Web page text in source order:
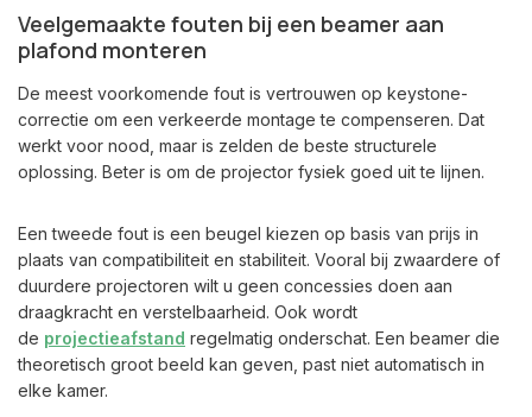
Veelgemaakte fouten bij een beamer aan
plafond monteren
De meest voorkomende fout is vertrouwen op keystone-
correctie om een verkeerde montage te compenseren. Dat
werkt voor nood, maar is zelden de beste structurele
oplossing. Beter is om de projector fysiek goed uit te lijnen.
Een tweede fout is een beugel kiezen op basis van prijs in
plaats van compatibiliteit en stabiliteit. Vooral bij zwaardere of
duurdere projectoren wilt u geen concessies doen aan
draagkracht en verstelbaarheid. Ook wordt
de projectieafstand regelmatig onderschat. Een beamer die
theoretisch groot beeld kan geven, past niet automatisch in
elke kamer.